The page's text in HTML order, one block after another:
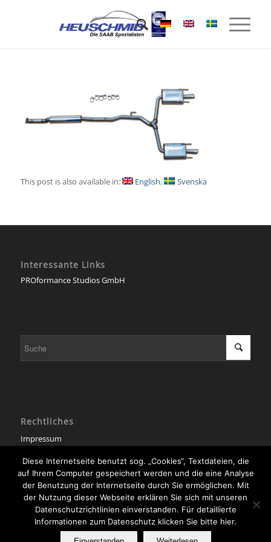
This post is also available in: English Svenska
Interessante Links
PROformance Studios GmbH
Rechtliches
Impressum
Datenschutzerklärung
Diese Seite verwendet Cookies. Mit der Weiternutzung der Seite,
stimmst du die Verwendung von Cookies zu.
Einstellungen akzeptieren
Deutsch English Svenska
Diese Internetseite benutzt sog. „Cookies“, Textdateien, die
auf Ihrem Computer gespeichert werden und die eine Analyse
der Benutzung der Internetseite durch Sie ermöglichen. Mit
der Nutzung dieser Webseite erklären Sie sich mit unseren
Datenschutzrichtlinien einverstanden. Für detaillierte
Informationen zum Datenschutz klicken Sie bitte hier.